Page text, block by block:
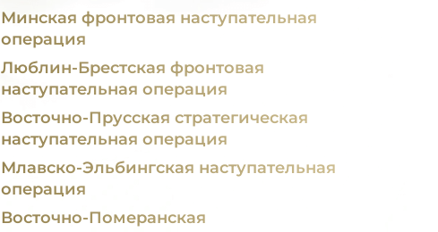
Минская фронтовая наступательная
операция
Люблин-Брестская фронтовая
наступательная операция
Восточно-Прусская стратегическая
наступательная операция
Млавско-Эльбингская наступательная
операция
Восточно-Померанская